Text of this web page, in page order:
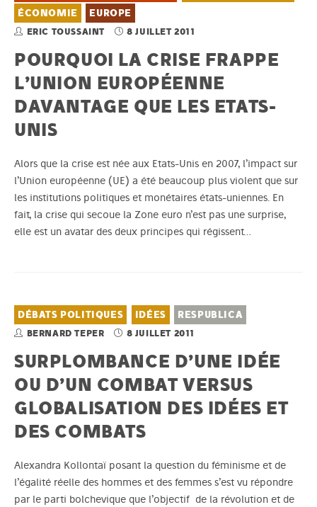
ÉCONOMIE
EUROPE
ERIC TOUSSAINT 8 JUILLET 2011
POURQUOI LA CRISE FRAPPE
L’UNION EUROPÉENNE
DAVANTAGE QUE LES ETATS-
UNIS
Alors que la crise est née aux Etats-Unis en 2007, l’impact sur
l’Union européenne (UE) a été beaucoup plus violent que sur
les institutions politiques et monétaires états-uniennes. En
fait, la crise qui secoue la Zone euro n’est pas une surprise,
elle est un avatar des deux principes qui régissent…
DÉBATS POLITIQUES IDÉES RESPUBLICA
BERNARD TEPER 8 JUILLET 2011
SURPLOMBANCE D’UNE IDÉE
OU D’UN COMBAT VERSUS
GLOBALISATION DES IDÉES ET
DES COMBATS
Alexandra Kollontaï posant la question du féminisme et de
l’égalité réelle des hommes et des femmes s’est vu répondre
par le parti bolchevique que l’objectif de la révolution et de